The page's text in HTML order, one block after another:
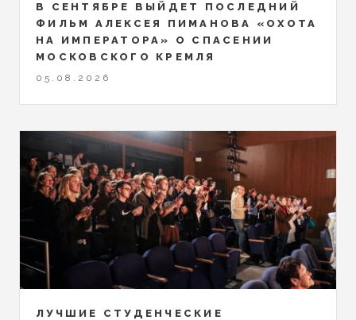
В СЕНТЯБРЕ ВЫЙДЕТ ПОСЛЕДНИЙ
ФИЛЬМ АЛЕКСЕЯ ПИМАНОВА «ОХОТА
НА ИМПЕРАТОРА» О СПАСЕНИИ
МОСКОВСКОГО КРЕМЛЯ
05.08.2026
ЛУЧШИЕ СТУДЕНЧЕСКИЕ